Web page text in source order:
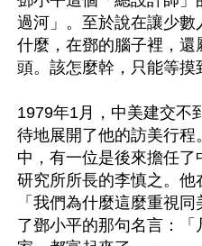
過河」。至於說在讓少
什麼，在鄧的腦子裡，
頭。該怎麼幹，只能等摸
1979年1月，中美建交不
待地展開了他的訪美行程
中，有一位是後來擔任了
研究所所長的李慎之。他
「我們為什麼這麼重視
了鄧小平的那句名言：「